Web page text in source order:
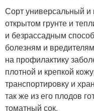
Сорт универсальный
открытом грунте и
и безрассадным
болезням и
на профилактику
плотной и крепкой
транспортировку и
так же из его плодов
томатный сок.